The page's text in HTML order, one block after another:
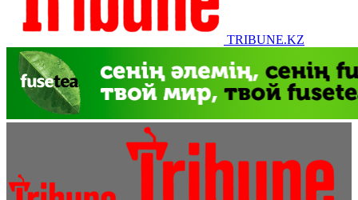
TRIBUNE.KZ